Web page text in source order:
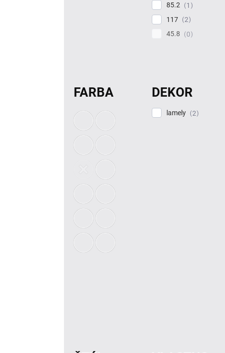
85.2
1
117
2
45.8
0
FARBA DEKOR
lamely 2